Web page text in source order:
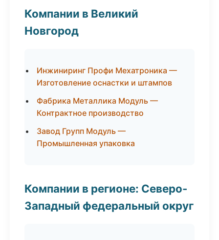
Компании в Великий
Новгород
Инжиниринг Профи Мехатроника —
Изготовление оснастки и штампов
Фабрика Металлика Модуль —
Контрактное производство
Завод Групп Модуль —
Промышленная упаковка
Компании в регионе: Северо-
Западный федеральный округ